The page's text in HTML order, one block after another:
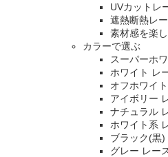
UVカットレ
遮熱断熱レ
素材感を楽
カラーで選ぶ
スーパーホ
ホワイト レ
オフホワイ
アイボリー
ナチュラル
ホワイト系
ブラック(黒)
グレー レー